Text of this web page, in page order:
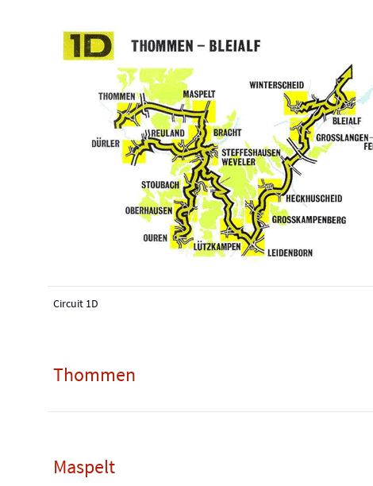
Circuit 1D
Thommen
Maspelt